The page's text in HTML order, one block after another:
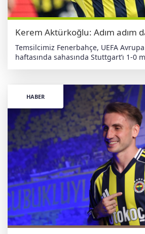
Kerem Aktürkoğlu: Adım adım
Temsilcimiz Fenerbahçe, UEFA
haftasında sahasında Stuttgart’ı 1-0
bulundu. Kerem Aktürkoğlu, şunları söyledi: “Önemli olan
kazanmak. Ben de gol attığım için,
sağladığım için mutluyum. Müthiş
Taraftarlarımızın yüreklerine sağlık.
şekilde performans göstermeye
desteğine dikkat çeken Kerem,
Maç maç, adım adım daha iyi
o hissi verince, sahada hissedince
hırsı hem biz hem taraftarımız
kullandı.
HABER